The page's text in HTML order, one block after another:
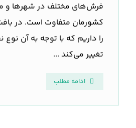
فرش‌های مختلف در شهرها و
کشورمان متفاوت است. در
را داریم که با توجه به آن
تغییر می‌کند ...
ادامه مطلب